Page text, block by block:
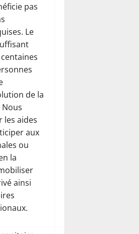
pas
Le
de la
les aides
aux
ou
la
ainsi